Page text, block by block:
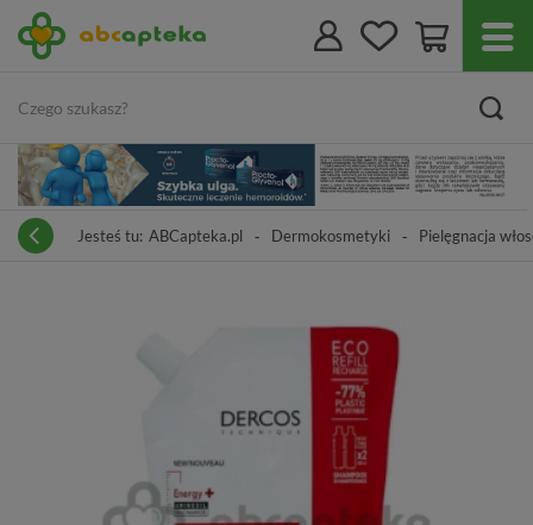
Jesteś tu: ABCapteka.pl Dermokosmetyki Pielęgnacja